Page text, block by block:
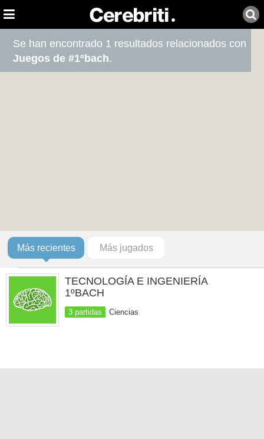
Se han encontrado 1 resultados relacionados con
Juegos de #1ºbach.
Más recientes Más jugados
TECNOLOGÍA E INGENIERÍA
1ºBACH
3 partidas Ciencias